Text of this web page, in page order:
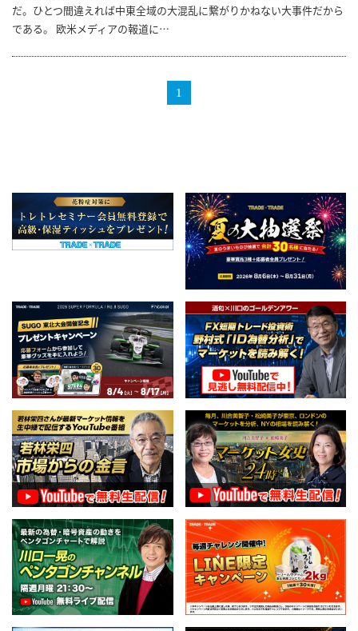
だ。ひとつ間違えれば中東全域の大混乱に繋がりかねない大事件だから
である。 欧米メディアの報道に…
1